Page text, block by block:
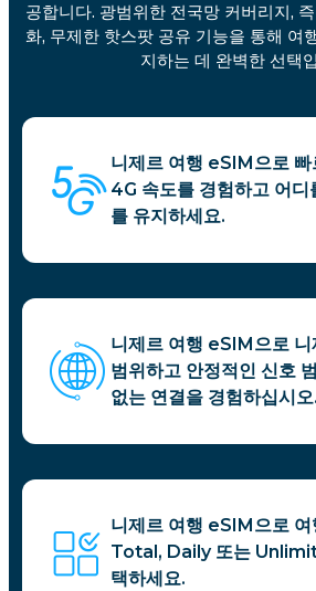
공합니다. 광범위한 전국망 커버리지,
화, 무제한 핫스팟 공유 기능을 통해 여
지하는 데 완벽한 선택
니제르 여행 eSIM으로 빠
4G 속도를 경험하고 어디
를 유지하세요.
니제르 여행 eSIM으로
범위하고 안정적인 신호
없는 연결을 경험하십시오.
니제르 여행 eSIM으로
Total, Daily 또는
택하세요.